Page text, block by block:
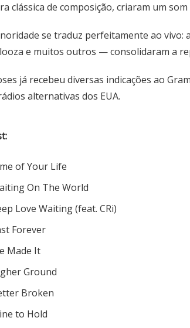
clássica de composição, criaram um
se traduz perfeitamente ao
e muitos outros — consolidaram a
já recebeu diversas indicações ao
alternativas dos EUA.
of Your Life
On The World
Love Waiting (feat. CRi)
Forever
Made It
Ground
Broken
to Hold